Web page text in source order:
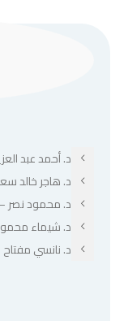
د. أحمد عبد
د. هاجر خالد
د. محمود نصر
د. شيماء
د. نانسي مفتاح